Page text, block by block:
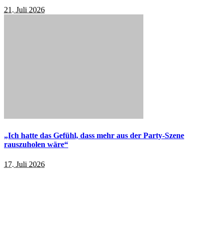
21. Juli 2026
„Ich hatte das Gefühl, dass mehr aus der Party-Szene
rauszuholen wäre“
17. Juli 2026